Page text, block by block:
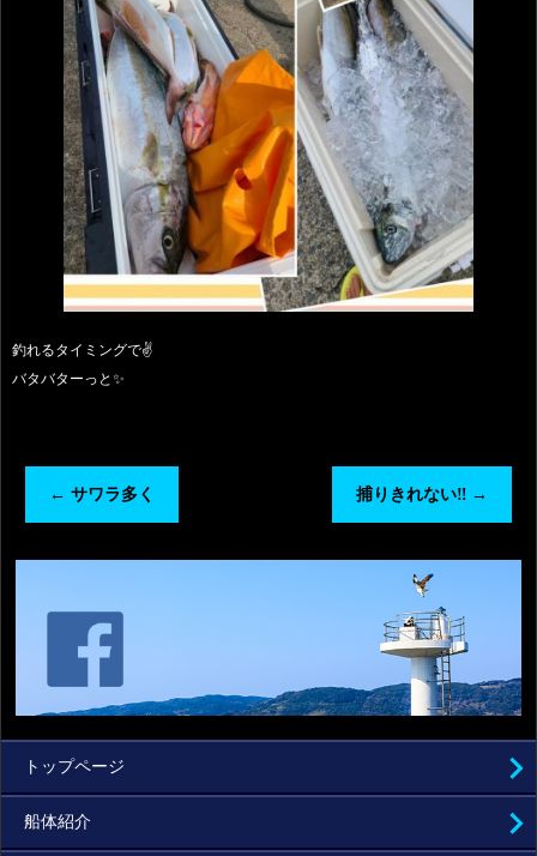
釣れるタイミングで✌️
バタバターっと✨
← サワラ多く 捕りきれない‼️ →
トップページ
船体紹介